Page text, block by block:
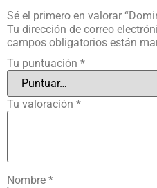
Sé el primero en valorar
Tu dirección de correo
campos obligatorios están
Tu puntuación *
Tu valoración *
Nombre *